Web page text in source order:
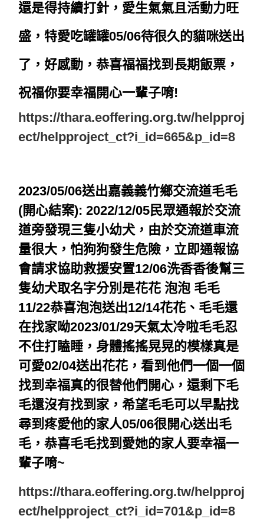
還是得持續打針，愛生氣氣且活動力旺
盛，特愛吃罐罐05/06待很久的貓咪送出
了，好感動，恭喜福福找到長期飯票，
祝福你要幸福開心一輩子唷!
https://thara.eoffering.org.tw/helpproj
ect/helpproject_ct?i_id=665&p_id=8
2023/05/06送出嘉義義竹鄉交流道毛毛
(開心結案): 2022/12/05民眾通報於交流
道旁發現三隻小幼犬，由於交流道車流
量很大，怕狗狗發生危險，立即通報協
會請求協助救援安置12/06洗香香後幫三
隻幼犬取名字分別是花花 泡泡 毛毛
11/22恭喜泡泡送出12/14花花、毛毛還
在找家呦2023/01/29天氣太冷啦毛毛忍
不住打瞌睡 ， 身體搖搖晃晃的模樣真是
可愛02/04送出花花，看到他們一個一個
找到幸福真的很替他們開心，還剩下毛
毛還沒有找到家，希望毛毛可以早點找
尋到疼愛他的家人05/06很開心送出毛
毛 ，恭喜毛毛找到愛她的家人要幸福一
輩子唷~
https://thara.eoffering.org.tw/helpproj
ect/helpproject_ct?i_id=701&p_id=8